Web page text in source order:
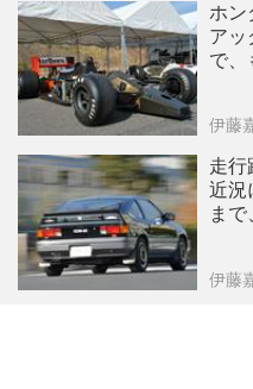
ホン
アッ
で、
伊藤
走行
近況
まで
伊藤